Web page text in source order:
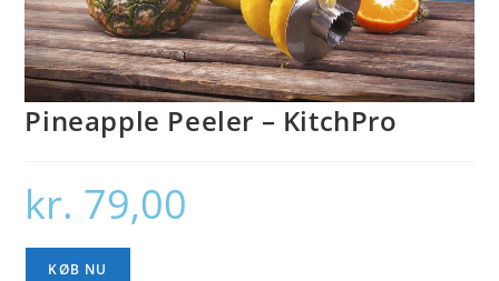
Pineapple Peeler – KitchPro
kr. 79,00
KØB NU